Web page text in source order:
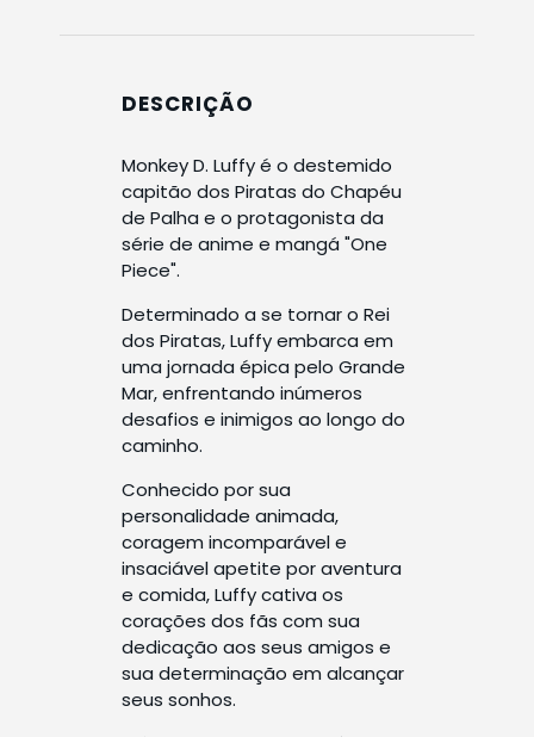
DESCRIÇÃO
Monkey D. Luffy é o destemido
capitão dos Piratas do Chapéu
de Palha e o protagonista da
série de anime e mangá "One
Piece".
Determinado a se tornar o Rei
dos Piratas, Luffy embarca em
uma jornada épica pelo Grande
Mar, enfrentando inúmeros
desafios e inimigos ao longo do
caminho.
Conhecido por sua
personalidade animada,
coragem incomparável e
insaciável apetite por aventura
e comida, Luffy cativa os
corações dos fãs com sua
dedicação aos seus amigos e
sua determinação em alcançar
seus sonhos.